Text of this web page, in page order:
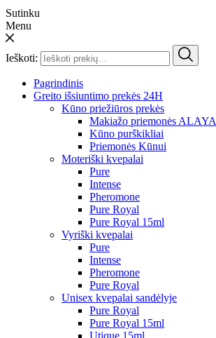
Sutinku
Menu
Ieškoti:
Pagrindinis
Greito išsiuntimo prekės 24H
Kūno priežiūros prekės
Makiažo priemonės ALAYA
Kūno purškikliai
Priemonės Kūnui
Moteriški kvepalai
Pure
Intense
Pheromone
Pure Royal
Pure Royal 15ml
Vyriški kvepalai
Pure
Intense
Pheromone
Pure Royal
Unisex kvepalai sandėlyje
Pure Royal
Pure Royal 15ml
Utique 15ml